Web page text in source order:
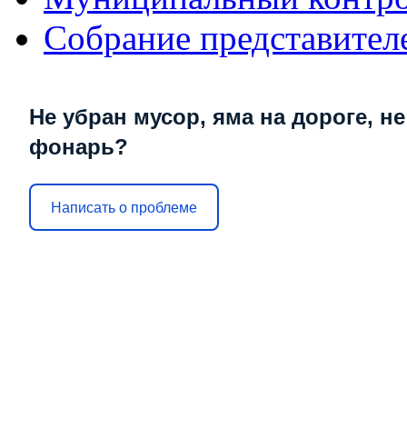
Собрание
Не убран мусор, яма на дороге,
фонарь?
Написать о проблеме